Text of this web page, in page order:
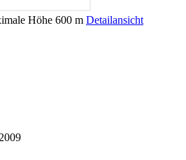
Höhe 600 m Detailansicht